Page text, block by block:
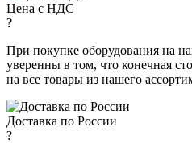
Цена с НДС
?
При покупке оборудования на
уверенны в том, что конечная
на все товары из нашего
Доставка по России
?